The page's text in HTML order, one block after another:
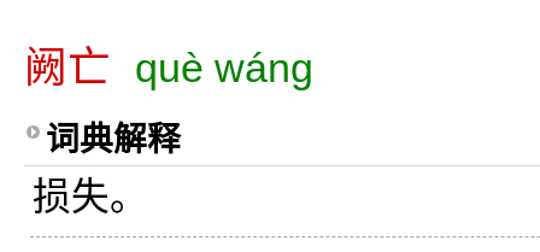
阙亡 què wáng
词典解释
损失。